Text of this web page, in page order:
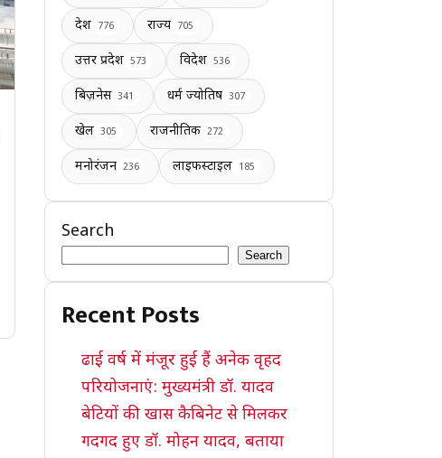
देश 776 राज्य 705
उत्तर प्रदेश 573 विदेश 536
बिज़नेस 341 धर्म ज्योतिष 307
खेल 305 राजनीतिक 272
मनोरंजन 236 लाइफस्टाइल 185
Search
Search
Recent Posts
ढाई वर्ष में मंजूर हुई हैं अनेक वृहद
परियोजनाएं: मुख्यमंत्री डॉ. यादव
बेटियों की खास कैबिनेट से मिलकर
गदगद हुए डॉ. मोहन यादव, बताया